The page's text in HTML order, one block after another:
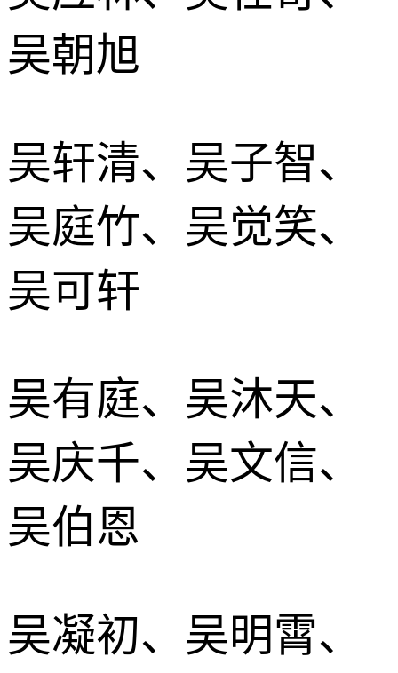
吴朝旭
吴轩清、吴子智、
吴庭竹、吴觉笑、
吴可轩
吴有庭、吴沐天、
吴庆千、吴文信、
吴伯恩
吴凝初、吴明霄、